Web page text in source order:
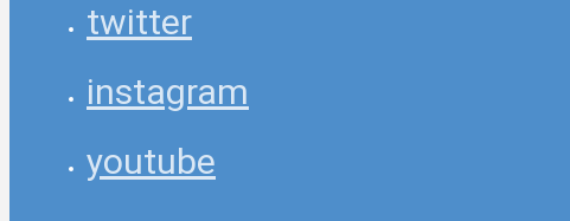
twitter
instagram
youtube